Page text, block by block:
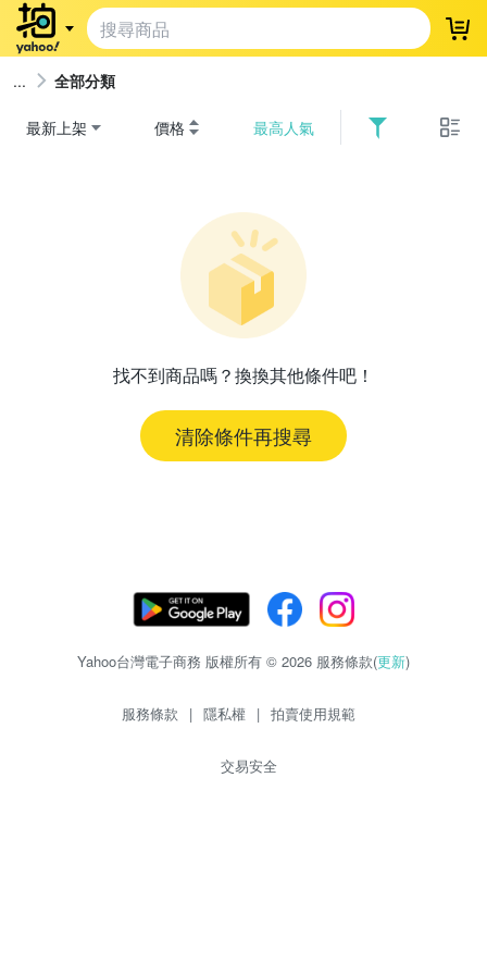
登
全部分類
最新上架 價格 最高人氣
找不到商品嗎？換換其他條件吧！
清除條件再搜尋
Yahoo台灣電子商務 版權所有 © 2026 服務條款(更新)
服務條款 | 隱私權 | 拍賣使用規範
交易安全